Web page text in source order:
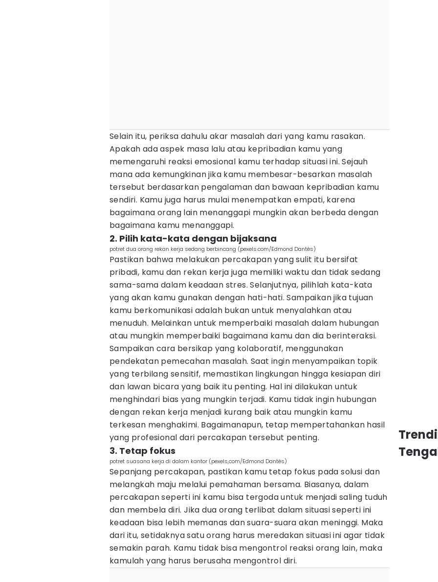
Selain itu, periksa dahulu akar masalah dari yang kamu rasakan.
Apakah ada aspek masa lalu atau kepribadian kamu yang
memengaruhi reaksi emosional kamu terhadap situasi ini. Sejauh
mana ada kemungkinan jika kamu membesar-besarkan masalah
tersebut berdasarkan pengalaman dan bawaan kepribadian kamu
sendiri. Kamu juga harus mulai menempatkan empati, karena
bagaimana orang lain menanggapi mungkin akan berbeda dengan
bagaimana kamu menanggapi.
2. Pilih kata-kata dengan bijaksana
potret dua orang rekan kerja sedang berbincang (pexels.com/Edmond Dantès)
Pastikan bahwa melakukan percakapan yang sulit itu bersifat
pribadi, kamu dan rekan kerja juga memiliki waktu dan tidak sedang
sama-sama dalam keadaan stres. Selanjutnya, pilihlah kata-kata
yang akan kamu gunakan dengan hati-hati. Sampaikan jika tujuan
kamu berkomunikasi adalah bukan untuk menyalahkan atau
menuduh. Melainkan untuk memperbaiki masalah dalam hubungan
atau mungkin memperbaiki bagaimana kamu dan dia berinteraksi.
Sampaikan cara bersikap yang kolaboratif, menggunakan
pendekatan pemecahan masalah. Saat ingin menyampaikan topik
yang terbilang sensitif, memastikan lingkungan hingga kesiapan diri
dan lawan bicara yang baik itu penting. Hal ini dilakukan untuk
menghindari bias yang mungkin terjadi. Kamu tidak ingin hubungan
dengan rekan kerja menjadi kurang baik atau mungkin kamu
terkesan menghakimi. Bagaimanapun, tetap mempertahankan hasil
yang profesional dari percakapan tersebut penting.
3. Tetap fokus
potret suasana kerja di dalam kantor (pexels,com/Edmond Dantès)
Sepanjang percakapan, pastikan kamu tetap fokus pada solusi dan
melangkah maju melalui pemahaman bersama. Biasanya, dalam
percakapan seperti ini kamu bisa tergoda untuk menjadi saling tuduh
dan membela diri. Jika dua orang terlibat dalam situasi seperti ini
keadaan bisa lebih memanas dan suara-suara akan meninggi. Maka
dari itu, setidaknya satu orang harus meredakan situasi ini agar tidak
semakin parah. Kamu tidak bisa mengontrol reaksi orang lain, maka
kamulah yang harus berusaha mengontrol diri.